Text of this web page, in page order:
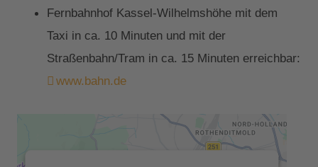
Fernbahnhof Kassel-Wilhelmshöhe mit dem
Taxi in ca. 10 Minuten und mit der
Straßenbahn/Tram in ca. 15 Minuten erreichbar:
www.bahn.de